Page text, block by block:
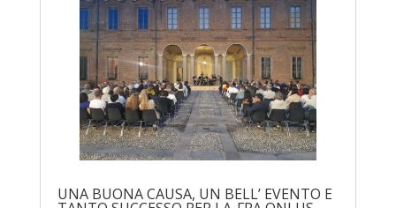
UNA BUONA CAUSA, UN BELL’ EVENTO E